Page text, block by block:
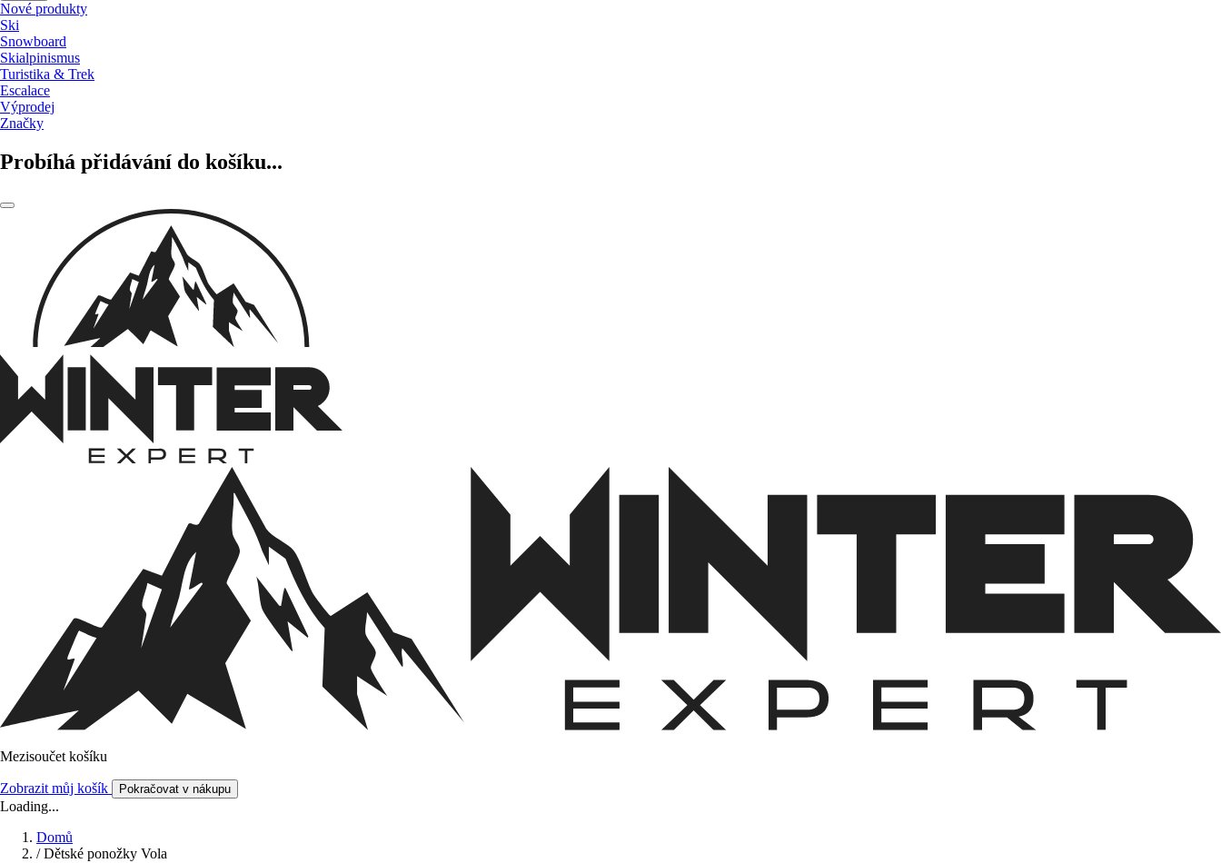
Nové produkty
Ski
Snowboard
Skialpinismus
Turistika & Trek
Escalace
Výprodej
Značky
Probíhá přidávání do košíku...
Mezisoučet košíku
Zobrazit můj košík Pokračovat v nákupu
Loading...
Domů
/ Dětské ponožky Vola